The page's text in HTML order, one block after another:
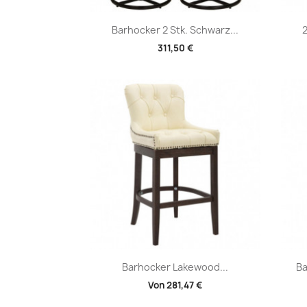
Barhocker 2 Stk. Schwarz...
311,50 €
Vorschau
Barhocker Lakewood...
Von281,47 €
Vorschau